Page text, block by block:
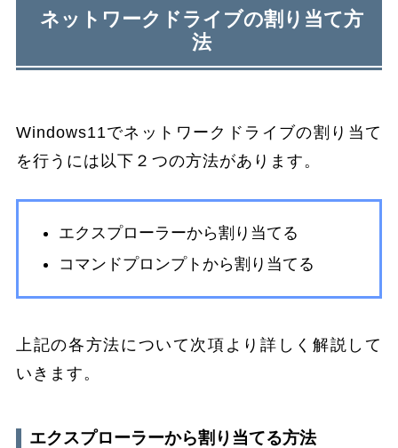
ネットワークドライブの割り当て方
法
Windows11でネットワークドライブの割り当て
を行うには以下２つの方法があります。
エクスプローラーから割り当てる
コマンドプロンプトから割り当てる
上記の各方法について次項より詳しく解説して
いきます。
エクスプローラーから割り当てる方法